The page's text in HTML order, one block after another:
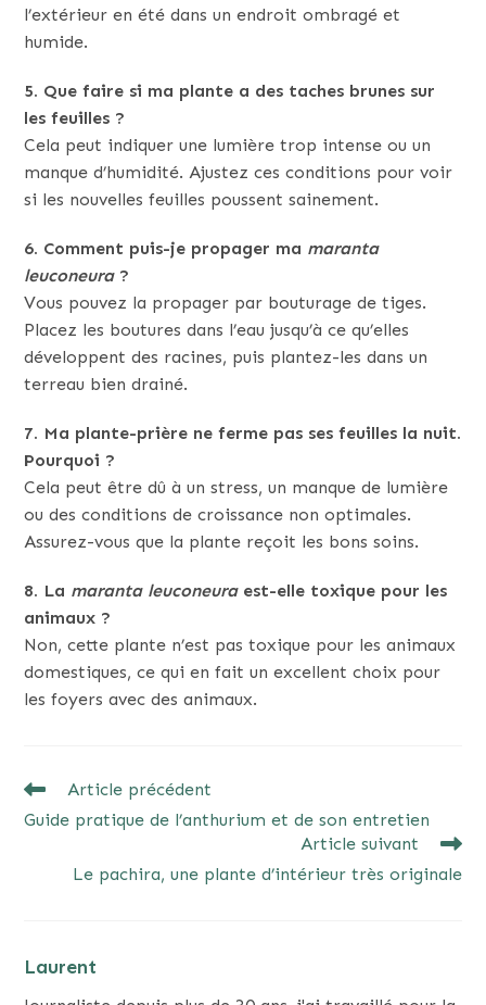
l’extérieur en été dans un endroit ombragé et
humide.
5. Que faire si ma plante a des taches brunes sur
les feuilles ?
Cela peut indiquer une lumière trop intense ou un
manque d’humidité. Ajustez ces conditions pour voir
si les nouvelles feuilles poussent sainement.
6. Comment puis-je propager ma maranta
leuconeura?
Vous pouvez la propager par bouturage de tiges.
Placez les boutures dans l’eau jusqu’à ce qu’elles
développent des racines, puis plantez-les dans un
terreau bien drainé.
7. Ma plante-prière ne ferme pas ses feuilles la nuit.
Pourquoi ?
Cela peut être dû à un stress, un manque de lumière
ou des conditions de croissance non optimales.
Assurez-vous que la plante reçoit les bons soins.
8. La maranta leuconeuraest-elle toxique pour les
animaux ?
Non, cette plante n’est pas toxique pour les animaux
domestiques, ce qui en fait un excellent choix pour
les foyers avec des animaux.
READ
ARTICLES
Article précédent
Guide pratique de l’anthurium et de son entretien
Article suivant
Le pachira, une plante d’intérieur très originale
Laurent